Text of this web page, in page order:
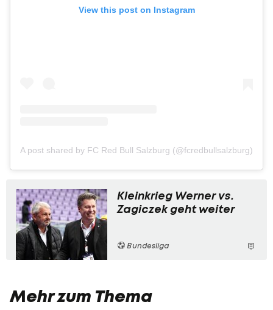
View this post on Instagram
A post shared by FC Red Bull Salzburg (@fcredbullsalzburg)
Kleinkrieg Werner vs.
Zagiczek geht weiter
Bundesliga
Mehr zum Thema